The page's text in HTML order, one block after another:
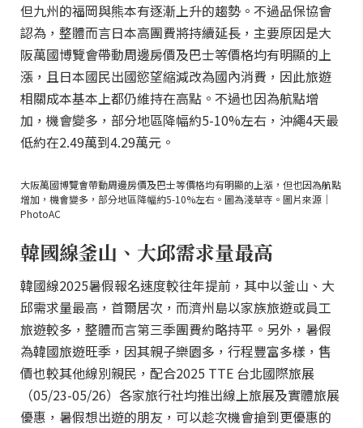
但九州的福岡與熊本有逐漸上升的趨勢。不過品保協會
認為，整體而言日本高團費將持續延長，主要原因是大
阪萬國博覽會帶動周邊房價及巴士等價格均有明顯的上
漲，且日本國民出國慾望縮減改為國內消費，因此旅遊
相關成本基本上都仍維持在高點。不過也因為航點增
加，機會變多，部分地區降幅約5-10%左右，沖繩4天最
低約在2.49萬到4.29萬元。
大阪萬國博覽會帶動周邊房價及巴士等價格均有明顯的上漲，但也因為航點
增加，機會變多，部分地區降幅約5-10%左右。圖為淺草寺。圖片來源｜
PhotoAC
韓國線釜山、大邱需求量最高
韓國線2025暑假報名速度較往年提前，其中以釜山、大
邱需求量最高，首爾居次，而濟州島以家族旅遊或員工
旅遊較多，整體而言第三季團費約略持平。另外，暑假
為韓國旅遊旺季，因其親子樂園多，行程豐富多樣，售
價也較其他線別親民，配合2025 TTE 台北國際旅展
（05/23-05/26）各家旅行社均推出線上旅展及實體旅展
優惠，暑假想出遊的朋友，可以趁次機會搶到更優惠的